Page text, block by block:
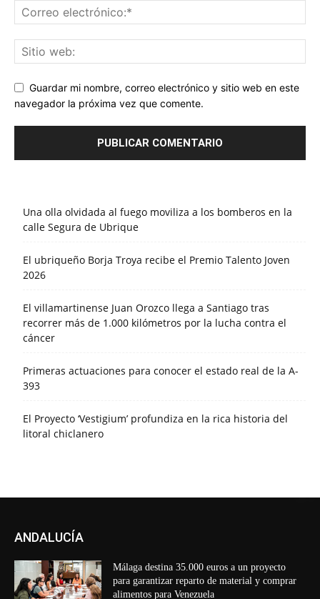
Guardar mi nombre, correo electrónico y sitio web en este
navegador la próxima vez que comente.
Una olla olvidada al fuego moviliza a los bomberos en la
calle Segura de Ubrique
El ubriqueño Borja Troya recibe el Premio Talento Joven
2026
El villamartinense Juan Orozco llega a Santiago tras
recorrer más de 1.000 kilómetros por la lucha contra el
cáncer
Primeras actuaciones para conocer el estado real de la A-
393
El Proyecto ‘Vestigium’ profundiza en la rica historia del
litoral chiclanero
ANDALUCÍA
Málaga destina 35.000 euros a un proyecto
para garantizar reparto de material y comprar
alimentos para Venezuela